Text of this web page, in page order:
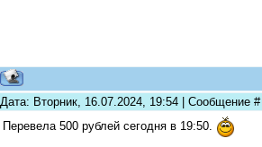
Дата: Вторник, 16.07.2024, 19:54 | Сообщение #
Перевела 500 рублей сегодня в 19:50.